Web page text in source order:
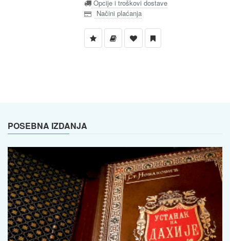
Opcije i troškovi dostave
Načini plaćanja
POSEBNA IZDANJA